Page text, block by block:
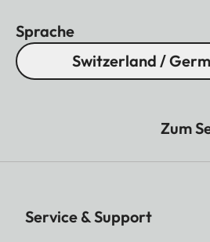
Sprache
Switzerland /
Zum
Service & Support